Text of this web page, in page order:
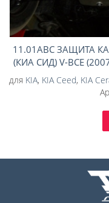
11.01ABC ЗАЩИТА
(КИА СИД) V-ВСЕ
для KIA, KIA Ceed, KIA